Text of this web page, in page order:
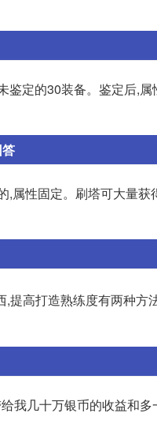
定的30装备。鉴定后,
属性固定。刷塔可大量
提高打造熟练度有两种方
我几十万银币的收益和